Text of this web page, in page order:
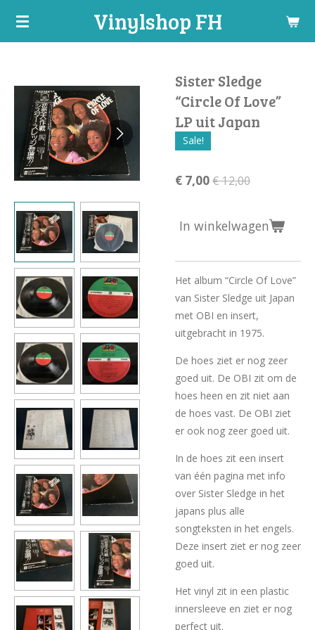
Ga
hoofdinhoud
Vinylshop FH
Sister Sledge
“Circle Of Love”
LP uit Japan
Sale!
€ 7,00€ 12,00
In winkelwagen
Het album “Circle Of Love”
van Sister Sledge uit Japan
met OBI en insert,
uitgebracht in 1975.
De hoes ziet er nog zeer
goed uit. De OBI zit om de
hoes heen en zit niet aan
de hoes vast. De OBI ziet
er ook nog zeer goed uit.
In de hoes zit een insert
van één pagina met info
over Sister Sledge in het
japans plus alle
songteksten in het engels.
Deze insert ziet er nog zeer
goed uit.
Het vinyl zit in een plastic
innersleeve en ziet er nog
perfect uit.